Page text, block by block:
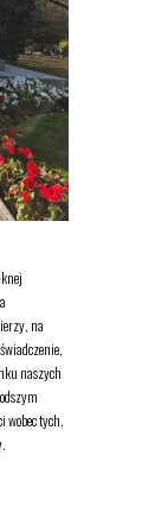
na
naszych
wobec tych,